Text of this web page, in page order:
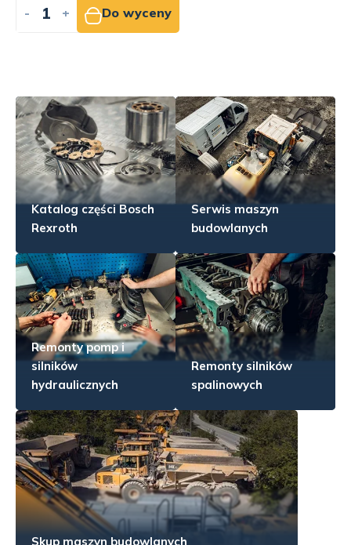
- + Do wyceny
Katalog części Bosch
Rexroth
Serwis maszyn
budowlanych
Remonty pomp i
silników
hydraulicznych
Remonty silników
spalinowych
Skup maszyn budowlanych